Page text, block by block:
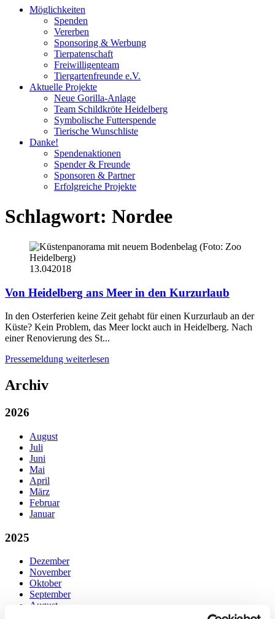
Möglichkeiten
Spenden
Vererben
Sponsoring & Werbung
Tierpatenschaft
Freiwilligenteam
Tiergartenfreunde e.V.
Aktuelle Projekte
Neue Gorilla-Anlage
Team Schildkröte Heidelberg
Symbolische Futterspende
Tierische Wunschliste
Danke!
Spendenaktionen
Spender & Freunde
Sponsoren & Partner
Erfolgreiche Projekte
Schlagwort: Nordee
13.042018
Von Heidelberg ans Meer in den Kurzurlaub
In den Osterferien keine Zeit gehabt für einen Kurzurlaub an der
Küste? Kein Problem, das Meer lockt auch in Heidelberg. Nach
einer Renovierung des St...
Pressemeldung weiterlesen
Archiv
2026
August
Juli
Juni
Mai
April
März
Februar
Januar
2025
Dezember
November
Oktober
September
August